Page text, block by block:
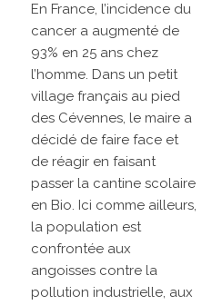
En France, l’incidence du
cancer a augmenté de
93% en 25 ans chez
l’homme. Dans un petit
village français au pied
des Cévennes, le maire a
décidé de faire face et
de réagir en faisant
passer la cantine scolaire
en Bio. Ici comme ailleurs,
la population est
confrontée aux
angoisses contre la
pollution industrielle, aux